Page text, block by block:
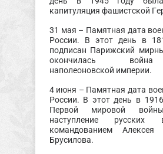
капитуляция фашистской
31 мая – Памятная дата
России. В этот день в
подписан Парижский
окончилась
наполеоновской империи.
4 июня – Памятная дата
России. В этот день в
Первой мировой
наступление русских
командованием Алексея
Брусилова.